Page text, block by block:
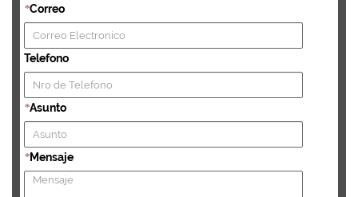
*Correo
Telefono
*Asunto
*Mensaje